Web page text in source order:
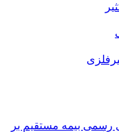
بیمه مستقیم بر